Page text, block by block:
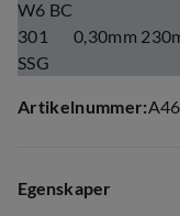
W6 BC
301
SSG
0,30mm
Artikelnummer:
Egenskaper